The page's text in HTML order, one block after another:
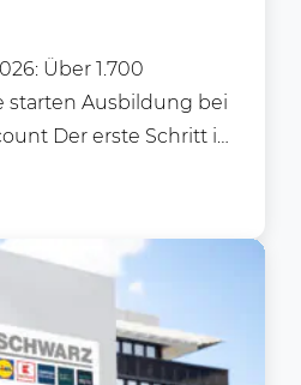
Über 1.700
starten Ausbildung bei
Der erste Schritt ins
Über 1.700...